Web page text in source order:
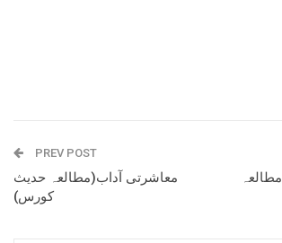
PREV POST
معاشرتی آداب(مطالعہ حدیث
کورس)